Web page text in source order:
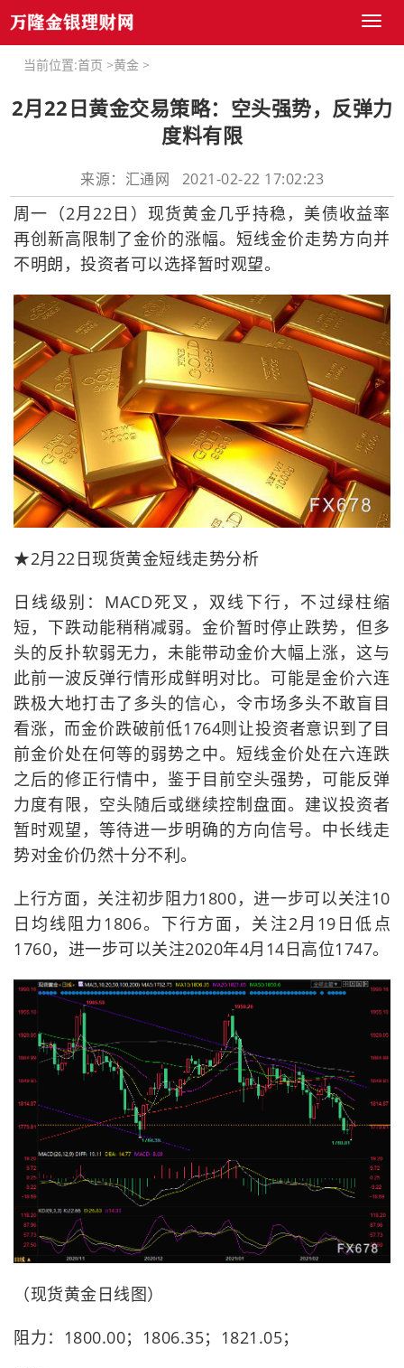
Toggle
当前位置:首页 >黄金 >
2月22日黄金交易策略：空头强势，反弹力
度料有限
来源：汇通网 2021-02-22 17:02:23
周一（2月22日）现货黄金几乎持稳，美债收益率
再创新高限制了金价的涨幅。短线金价走势方向并
不明朗，投资者可以选择暂时观望。
★2月22日现货黄金短线走势分析
日线级别：MACD死叉，双线下行，不过绿柱缩
短，下跌动能稍稍减弱。金价暂时停止跌势，但多
头的反扑软弱无力，未能带动金价大幅上涨，这与
此前一波反弹行情形成鲜明对比。可能是金价六连
跌极大地打击了多头的信心，令市场多头不敢盲目
看涨，而金价跌破前低1764则让投资者意识到了目
前金价处在何等的弱势之中。短线金价处在六连跌
之后的修正行情中，鉴于目前空头强势，可能反弹
力度有限，空头随后或继续控制盘面。建议投资者
暂时观望，等待进一步明确的方向信号。中长线走
势对金价仍然十分不利。
上行方面，关注初步阻力1800，进一步可以关注10
日均线阻力1806。下行方面，关注2月19日低点
1760，进一步可以关注2020年4月14日高位1747。
（现货黄金日线图）
阻力：1800.00；1806.35；1821.05；